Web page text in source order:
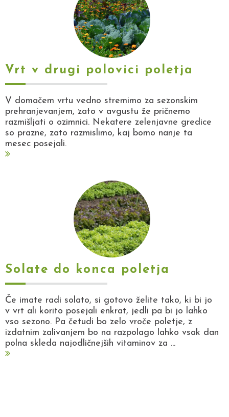
Vrt v drugi polovici poletja
V domačem vrtu vedno stremimo za sezonskim
prehranjevanjem, zato v avgustu že pričnemo
razmišljati o ozimnici. Nekatere zelenjavne gredice
so prazne, zato razmislimo, kaj bomo nanje ta
mesec posejali.
Solate do konca poletja
Če imate radi solato, si gotovo želite tako, ki bi jo
v vrt ali korito posejali enkrat, jedli pa bi jo lahko
vso sezono. Pa četudi bo zelo vroče poletje, z
izdatnim zalivanjem bo na razpolago lahko vsak dan
polna skleda najodličnejših vitaminov za ...